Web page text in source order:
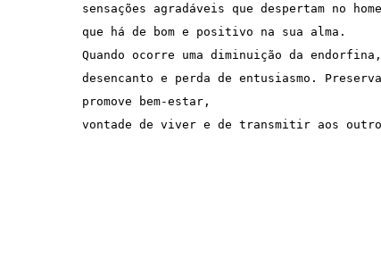
sensações agradáveis que despertam no
que há de bom e positivo na sua alma.
Quando ocorre uma diminuição da
desencanto e perda de entusiasmo.
promove bem-estar,
vontade de viver e de transmitir aos